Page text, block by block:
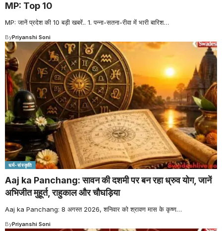
MP: Top 10
MP: जानें प्रदेश की 10 बड़ी खबरें.. 1. पन्ना-सतना-रीवा में भारी बारिश…
ByPriyanshi Soni
धर्म-संस्कृति
Aaj ka Panchang: सावन की दशमी पर बन रहा ध्रुव योग, जानें
अभिजीत मुहूर्त, राहुकाल और चौघड़िया
Aaj ka Panchang: 8 अगस्त 2026, शनिवार को श्रावण मास के कृष्ण…
ByPriyanshi Soni